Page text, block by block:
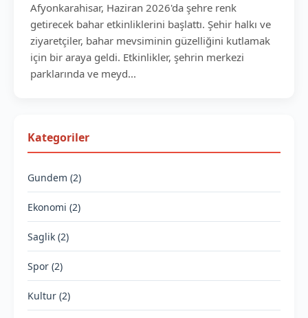
Afyonkarahisar, Haziran 2026'da şehre renk
getirecek bahar etkinliklerini başlattı. Şehir halkı ve
ziyaretçiler, bahar mevsiminin güzelliğini kutlamak
için bir araya geldi. Etkinlikler, şehrin merkezi
parklarında ve meyd...
Kategoriler
Gundem (2)
Ekonomi (2)
Saglik (2)
Spor (2)
Kultur (2)